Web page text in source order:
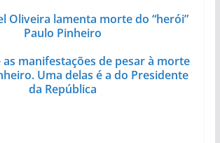
Oliveira lamenta morte do “herói”
Paulo Pinheiro
as manifestações de pesar à morte
Uma delas é a do Presidente
da República